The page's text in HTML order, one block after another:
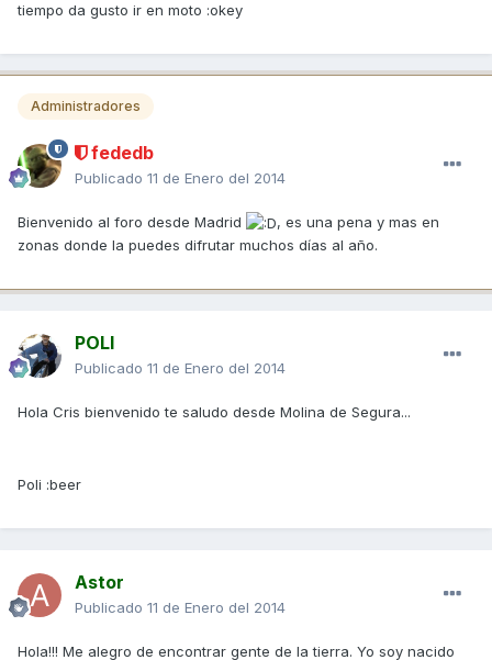
tiempo da gusto ir en moto :okey
Administradores
fededb
Publicado 11 de Enero del 2014
Bienvenido al foro desde Madrid
, es una pena y mas en
zonas donde la puedes difrutar muchos días al año.
POLI
Publicado 11 de Enero del 2014
Hola Cris bienvenido te saludo desde Molina de Segura...
Poli :beer
Astor
Publicado 11 de Enero del 2014
Hola!!! Me alegro de encontrar gente de la tierra. Yo soy nacido